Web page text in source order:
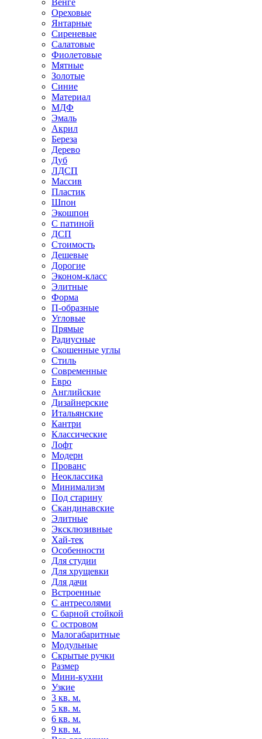
Венге
Ореховые
Янтарные
Сиреневые
Салатовые
Фиолетовые
Мятные
Золотые
Синие
Материал
МДФ
Эмаль
Акрил
Береза
Дерево
Дуб
ЛДСП
Массив
Пластик
Шпон
Экошпон
С патиной
ДСП
Стоимость
Дешевые
Дорогие
Эконом-класс
Элитные
Форма
П-образные
Угловые
Прямые
Радиусные
Скошенные углы
Стиль
Современные
Евро
Английские
Дизайнерские
Итальянские
Кантри
Классические
Лофт
Модерн
Прованс
Неоклассика
Минимализм
Под старину
Скандинавские
Элитные
Эксклюзивные
Хай-тек
Особенности
Для студии
Для хрущевки
Для дачи
Встроенные
С антресолями
С барной стойкой
С островом
Малогабаритные
Модульные
Скрытые ручки
Размер
Мини-кухни
Узкие
3 кв. м.
5 кв. м.
6 кв. м.
9 кв. м.